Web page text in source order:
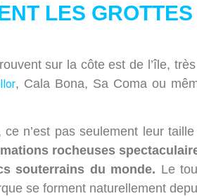
LES
sur la côte est de l’île,
, Cala Bona, Sa Coma ou
n’est pas seulement leur
rocheuses
souterrains du monde. Le
se forment naturellement